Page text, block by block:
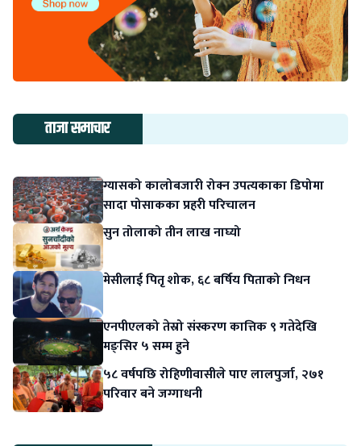
ताजा समाचार
ग्यासको कालोबजारी रोक्न उपत्यकाका डिपोमा
सादा पोसाकका प्रहरी परिचालन
सुन तोलाको तीन लाख नाघ्यो
मेसीलाई पितृ शोक, ६८ बर्षिय पिताको निधन
एनपीएलको तेस्रो संस्करण कात्तिक ९ गतेदेखि
मङ्सिर ५ सम्म हुने
५८ वर्षपछि रोहिणीवासीले पाए लालपुर्जा, २७१
परिवार बने जग्गाधनी